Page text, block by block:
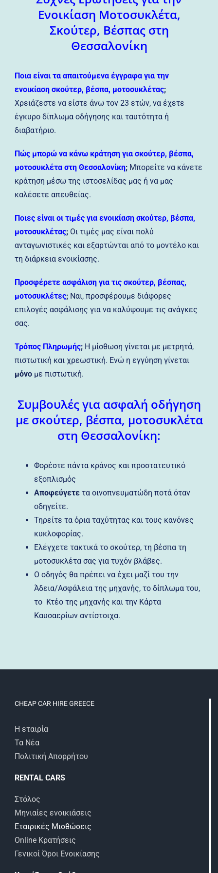
Ενοικίαση Μοτοσυκλέτα,
Σκούτερ, Βέσπας στη
Θεσσαλονίκη
Ποια είναι τα απαιτούμενα έγγραφα για την
ενοικίαση σκούτερ, βέσπα, μοτοσυκλέτας;
Χρειάζεστε να είστε άνω τον 23 ετών, να έχετε
έγκυρο δίπλωμα οδήγησης και ταυτότητα ή
διαβατήριο.
Πώς μπορώ να κάνω κράτηση για σκούτερ, βέσπα,
μοτοσυκλέτα στη Θεσσαλονίκη;Μπορείτε να κάνετε
κράτηση μέσω της ιστοσελίδας μας ή να μας
καλέσετε απευθείας.
Ποιες είναι οι τιμές για ενοικίαση σκούτερ, βέσπα,
μοτοσυκλέτας;Οι τιμές μας είναι πολύ
ανταγωνιστικές και εξαρτώνται από το μοντέλο και
τη διάρκεια ενοικίασης.
Προσφέρετε ασφάλιση για τις σκούτερ, βέσπας,
μοτοσυκλέτες;Ναι, προσφέρουμε διάφορες
επιλογές ασφάλισης για να καλύψουμε τις ανάγκες
σας.
Τρόπος Πληρωμής;Η μίσθωση γίνεται με μετρητά,
πιστωτική και χρεωστική. Ενώ η εγγύηση γίνεται
μόνομε πιστωτική.
Συμβουλές για ασφαλή οδήγηση
με σκούτερ, βέσπα, μοτοσυκλέτα
στη Θεσσαλονίκη:
Φορέστε πάντα κράνος και προστατευτικό
εξοπλισμός
Αποφεύγετετα οινοπνευματώδη ποτά όταν
οδηγείτε.
Τηρείτε τα όρια ταχύτητας και τους κανόνες
κυκλοφορίας.
Ελέγχετε τακτικά το σκούτερ, τη βέσπα τη
μοτοσυκλέτα σας για τυχόν βλάβες.
Ο οδηγός θα πρέπει να έχει μαζί του την
Άδεια/Ασφάλεια της μηχανής, το δίπλωμα του,
το Κτέο της μηχανής και την Κάρτα
Καυσαερίων αντίστοιχα.
CHEAP CAR HIRE GREECE
Η εταιρία
Τα Νέα
Πολιτική Απορρήτου
RENTAL CARS
Στόλος
Μηνιαίες ενοικιάσεις
Εταιρικές Μισθώσεις
Online Κρατήσεις
Γενικοί Όροι Ενοικίασης